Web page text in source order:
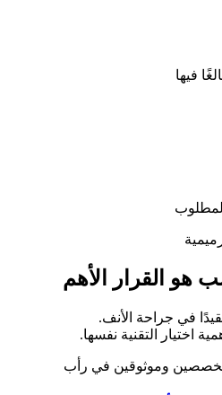
فيها
هو القرار الأهم
في جراحة الأنف.
اختيار التقنية نفسها.
وموثوقين في رأب